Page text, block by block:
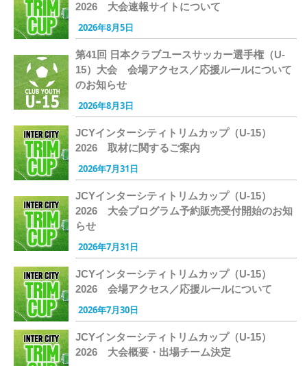
2026 大会速報サイトについて
2026年8月5日
第41回 日本クラブユースサッカー選手権（U-
15）大会 会場アクセス／応援ルールについて
のお知らせ
2026年8月3日
JCYインターシティトリムカップ（U-15）
2026 取材に関するご案内
2026年7月31日
JCYインターシティトリムカップ（U-15）
2026 大会プログラム予約販売受付開始のお知
らせ
2026年7月31日
JCYインターシティトリムカップ（U-15）
2026 会場アクセス／応援ルールについて
2026年7月30日
JCYインターシティトリムカップ（U-15）
2026 大会概要・出場チーム決定